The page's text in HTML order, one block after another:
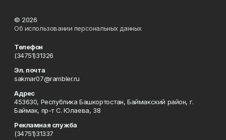
© 2026
Об использовании персональных данных
Телефон
(34751)31326
Эл. почта
sakmar07@rambler.ru
Адрес
453630, Республика Башкортостан, Баймакский район, г.
Баймак, пр-т С. Юлаева, 38
Рекламная служба
(34751)31337